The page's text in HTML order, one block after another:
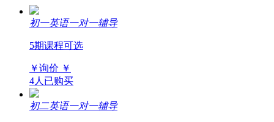
初一英语一对一辅导
5期课程可选
￥询价 ￥
4人已购买
初二英语一对一辅导